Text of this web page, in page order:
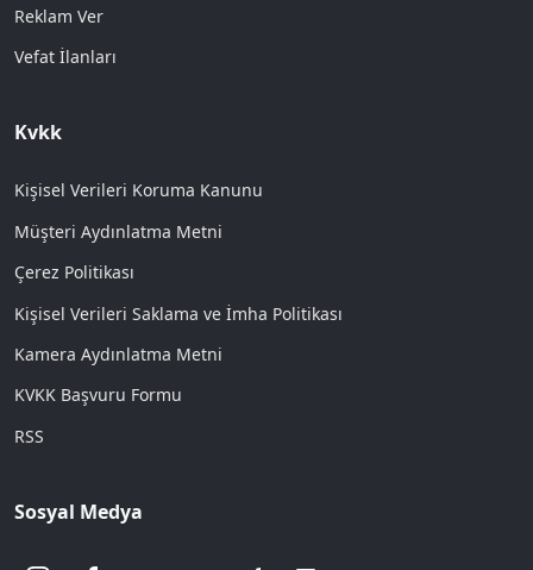
Reklam Ver
Vefat İlanları
Kvkk
Kişisel Verileri Koruma Kanunu
Müşteri Aydınlatma Metni
Çerez Politikası
Kişisel Verileri Saklama ve İmha Politikası
Kamera Aydınlatma Metni
KVKK Başvuru Formu
RSS
Sosyal Medya